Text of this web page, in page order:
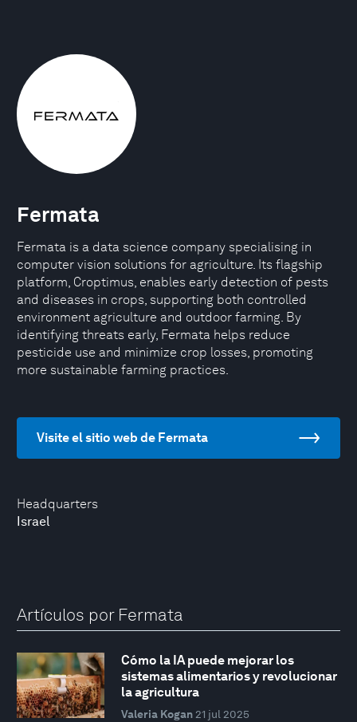
Headquarters
Israel
Fermata
Fermata is a data science company specialising in
computer vision solutions for agriculture. Its flagship
platform, Croptimus, enables early detection of pests
and diseases in crops, supporting both controlled
environment agriculture and outdoor farming. By
identifying threats early, Fermata helps reduce
pesticide use and minimize crop losses, promoting
more sustainable farming practices.
Visite el sitio web de Fermata
Artículos por Fermata
Cómo la IA puede mejorar los
sistemas alimentarios y revolucionar
la agricultura
Valeria Kogan 21 jul 2025